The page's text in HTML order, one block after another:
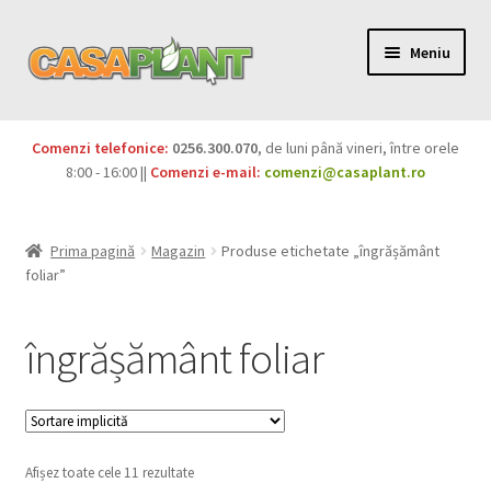
Meniu
Pesticide
Produse BIO
Igienă publică
Casa și grădina
Comenzi telefonice: 0256.300.070, de luni până vineri, între orele
8:00 - 16:00 || Comenzi e-mail: comenzi@casaplant.ro
Prima pagină Magazin
Produse etichetate „îngrășământ
foliar”
îngrășământ foliar
Afișez toate cele 11 rezultate